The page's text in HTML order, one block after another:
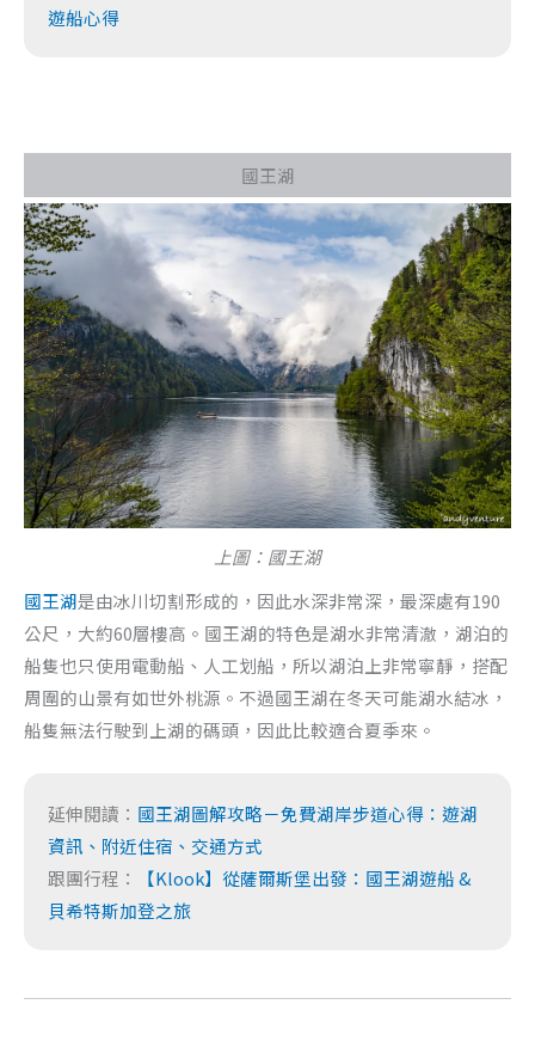
遊船心得
國王湖
上圖：國王湖
國王湖是由冰川切割形成的，因此水深非常深，最深處有190
公尺，大約60層樓高。國王湖的特色是湖水非常清澈，湖泊的
船隻也只使用電動船、人工划船，所以湖泊上非常寧靜，搭配
周圍的山景有如世外桃源。不過國王湖在冬天可能湖水結冰，
船隻無法行駛到上湖的碼頭，因此比較適合夏季來。
延伸閱讀： 國王湖圖解攻略－免費湖岸步道心得：遊湖
資訊、附近住宿、交通方式
跟團行程：
【Klook】從薩爾斯堡出發：國王湖遊船 &
貝希特斯加登之旅